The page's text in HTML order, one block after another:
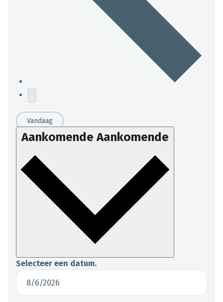
Vandaag
AankomendeAankomende
Selecteer een datum.